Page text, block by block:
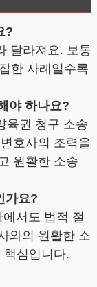
?
달라져요. 보통
한 사례일수록
야 하나요?
육권 청구 소송
호사의 조력을
원활한 소송
가요?
서도 법적 절
와의 원활한 소
핵심입니다.